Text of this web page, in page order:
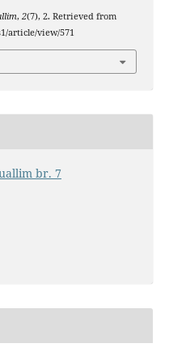
, 2(7), 2. Retrieved from
article/view/571
br. 7